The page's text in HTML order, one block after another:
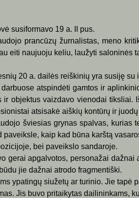
susiformavo 19 a. II pus.
prancūzų žurnalistas, meno
eiti naujuoju keliu, laužyti
20 a. dailės reiškinių yra susiję su
atspindėti gamtos ir
ir objektus vaizdavo vienodai
atsisakė aiškių kontūrų ir
šviesias grynas spalvas,
kaip kad būna karštą
bei paveikslo sandaroje.
gerai apgalvotos, personažai
jie dažnai atrodo fragmentiški.
ypatingų siužetų ar turinio. Jie tapė
Jis buvo pritaikytas dailininkams,